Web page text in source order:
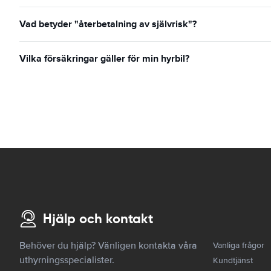
Vad betyder "återbetalning av självrisk"?
Vilka försäkringar gäller för min hyrbil?
Hjälp och kontakt
Behöver du hjälp? Vänligen kontakta våra
uthyrningsspecialister.
Vanliga frågor
Kundtjänst